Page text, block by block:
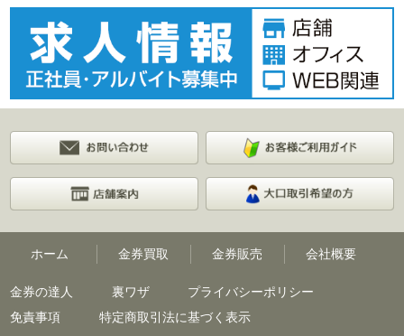
ホーム 金券買取 金券販売 会社概要
金券の達人 裏ワザ
プライバシーポリシー
免責事項
特定商取引法に基づく表示